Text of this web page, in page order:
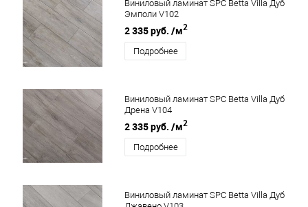
Виниловый ламинат SPC Betta Villa Дуб
Эмполи V102
2 335 руб. /м2
Подробнее
Виниловый ламинат SPC Betta Villa Дуб
Дрена V104
2 335 руб. /м2
Подробнее
Виниловый ламинат SPC Betta Villa Дуб